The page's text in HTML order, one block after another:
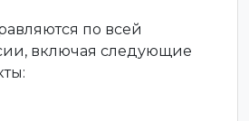
по всей
включая следующие